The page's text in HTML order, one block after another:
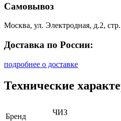
Самовывоз
Москва, ул. Электродная, д.2,
Доставка по России:
подробнее о доставке
Технические
Бренд ЧИЗ